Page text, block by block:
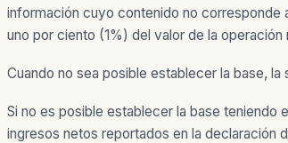
información cuyo contenido no corresponde
uno por ciento (1%) del valor de la
Cuando no sea posible establecer la base,
Si no es posible establecer la base teniendo
ingresos netos reportados en la declaración